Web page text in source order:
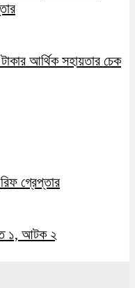
আর্থিক সহায়তার চেক
গ্রেপ্তার
১, আটক ২